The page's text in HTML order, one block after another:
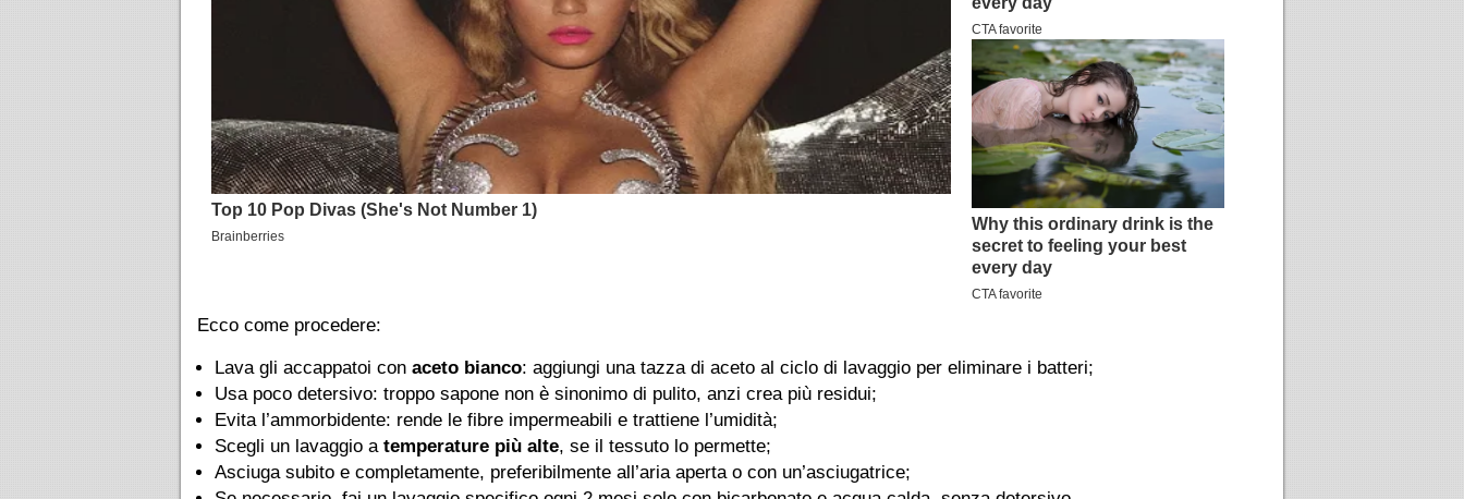
Ecco come procedere:
Lava gli accappatoi con aceto bianco: aggiungi una tazza di aceto al ciclo di lavaggio per eliminare i batteri;
Usa poco detersivo: troppo sapone non è sinonimo di pulito, anzi crea più residui;
Evita l’ammorbidente: rende le fibre impermeabili e trattiene l’umidità;
Scegli un lavaggio a temperature più alte, se il tessuto lo permette;
Asciuga subito e completamente, preferibilmente all’aria aperta o con un’asciugatrice;